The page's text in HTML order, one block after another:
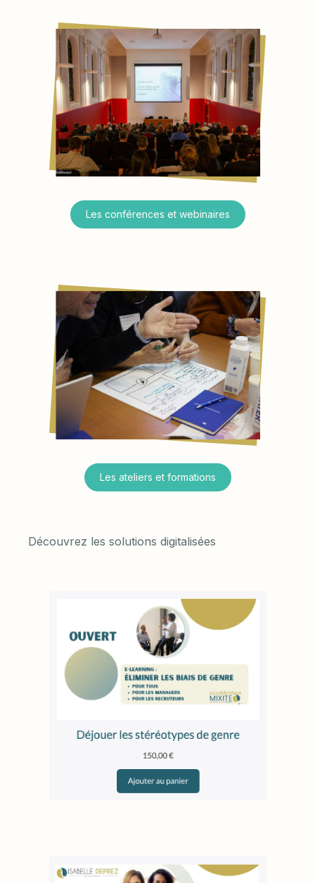
Les conférences et webinaires
Les ateliers et formations
Découvrez les solutions digitalisées